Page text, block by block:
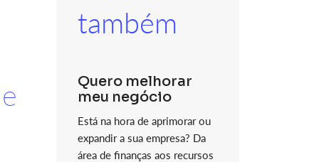
também
Quero melhorar
meu negócio
Está na hora de aprimorar ou
expandir a sua empresa? Da
área de finanças aos recursos